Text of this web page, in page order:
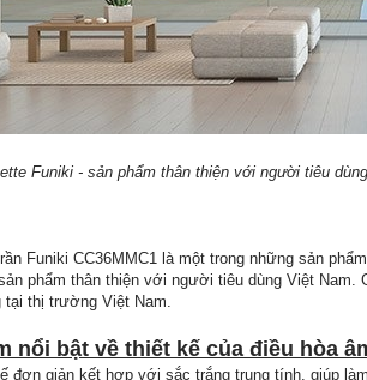
Funiki - sản phẩm thân thiện với người tiêu
Funiki CC36MMC1 là một trong những sản
phẩm thân thiện với người tiêu dùng Việt
tại thị trường Việt Nam.
nổi bật về thiết kế của điều hòa
đơn giản kết hợp với sắc trắng trung tính. giúp